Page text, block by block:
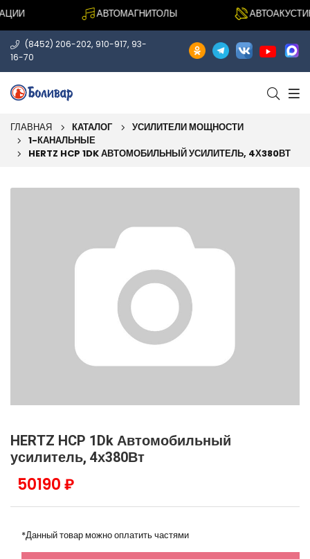
АВТОМАГНИТОЛЫ АВТОАКУСТИКА
(8452) 206-202, 910-917, 93-
16-70
ГЛАВНАЯ КАТАЛОГ
УСИЛИТЕЛИ МОЩНОСТИ
1-КАНАЛЬНЫЕ
HERTZ HCP 1DK АВТОМОБИЛЬНЫЙ УСИЛИТЕЛЬ, 4Х380ВТ
HERTZ HCP 1Dk Автомобильный
усилитель, 4х380Вт
50190 ₽
*Данный товар можно оплатить частями